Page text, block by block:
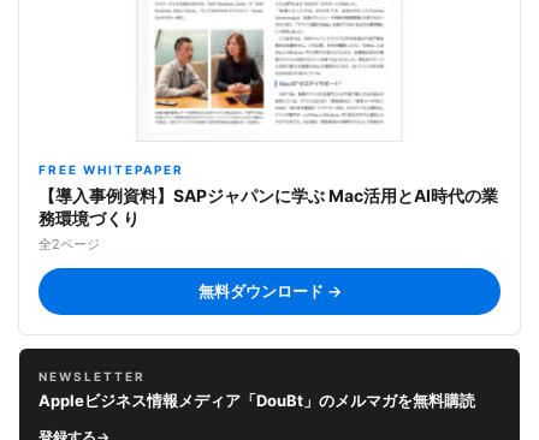
FREE WHITEPAPER
【導入事例資料】SAPジャパンに学ぶ Mac活用とAI時代の業
務環境づくり
全2ページ
無料ダウンロード →
NEWSLETTER
Appleビジネス情報メディア「DouBt」のメルマガを無料購読